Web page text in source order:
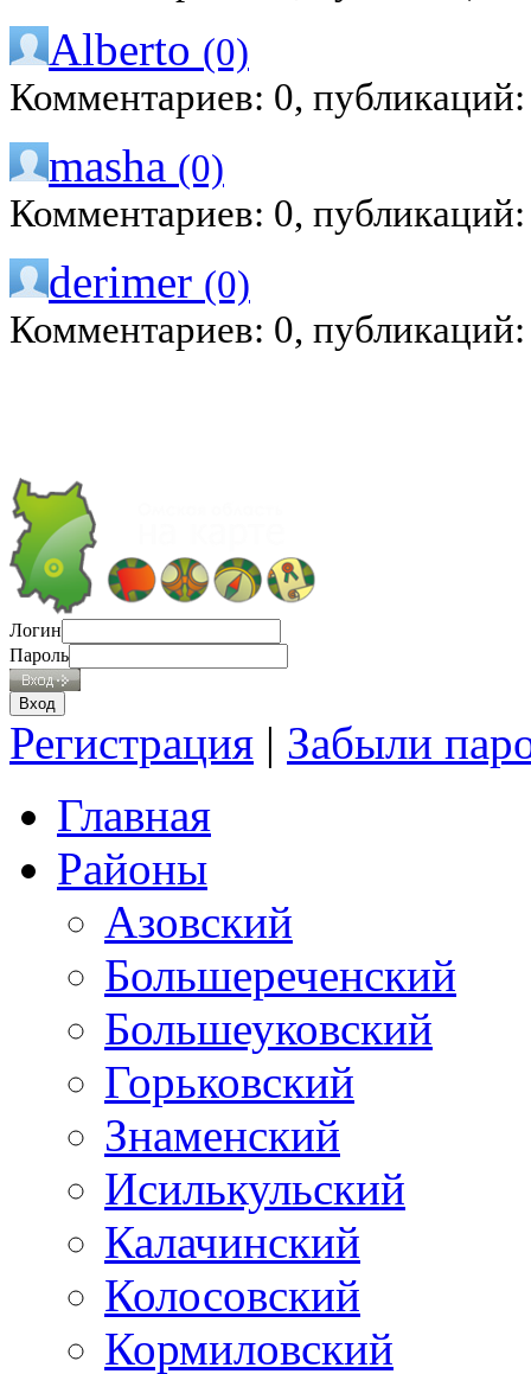
Alberto (0)
Комментариев: 0,
masha (0)
Комментариев: 0,
derimer (0)
Комментариев: 0,
Логин
Пароль
Регистрация | Забыли
Главная
Районы
Азовский
Большереченский
Большеуковский
Горьковский
Знаменский
Исилькульский
Калачинский
Колосовский
Кормиловский